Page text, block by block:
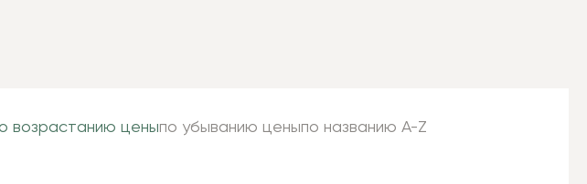
возрастанию ценыпо убыванию ценыпо названию A-Z